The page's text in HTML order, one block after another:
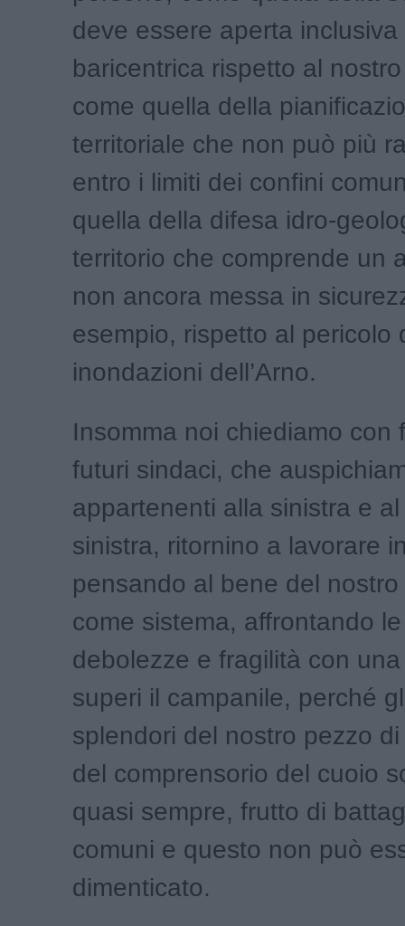
deve essere aperta inclusiva
baricentrica rispetto al
come quella della
territoriale che non può più
entro i limiti dei confini
quella della difesa idro-
territorio che comprende un
non ancora messa in
esempio, rispetto al pericolo
inondazioni dell’Arno.
Insomma noi chiediamo con
futuri sindaci, che
appartenenti alla sinistra e
sinistra, ritornino a lavorare
pensando al bene del
come sistema, affrontando
debolezze e fragilità con
superi il campanile, perché
splendori del nostro pezzo
del comprensorio del cuoio
quasi sempre, frutto di
comuni e questo non può
dimenticato.